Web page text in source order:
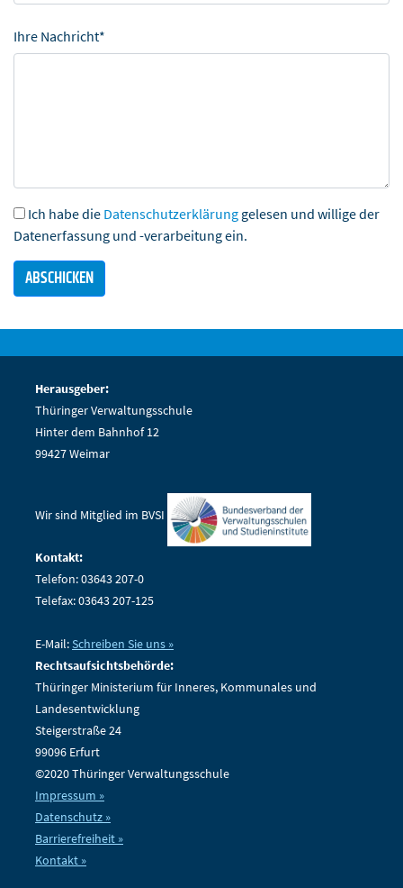
Ihre Nachricht*
Ich habe die Datenschutzerklärung gelesen und willige der
Datenerfassung und -verarbeitung ein.
Herausgeber:
Thüringer Verwaltungsschule
Hinter dem Bahnhof 12
99427 Weimar
Wir sind Mitglied im BVSI
Kontakt:
Telefon: 03643 207-0
Telefax: 03643 207-125
E-Mail:Schreiben Sie uns »
Rechtsaufsichtsbehörde:
Thüringer Ministerium für Inneres, Kommunales und
Landesentwicklung
Steigerstraße 24
99096 Erfurt
©2020 Thüringer Verwaltungsschule
Impressum »
Datenschutz »
Barrierefreiheit »
Kontakt »